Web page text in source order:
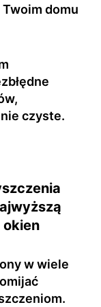
Twoim domu
czyste.
w wiele